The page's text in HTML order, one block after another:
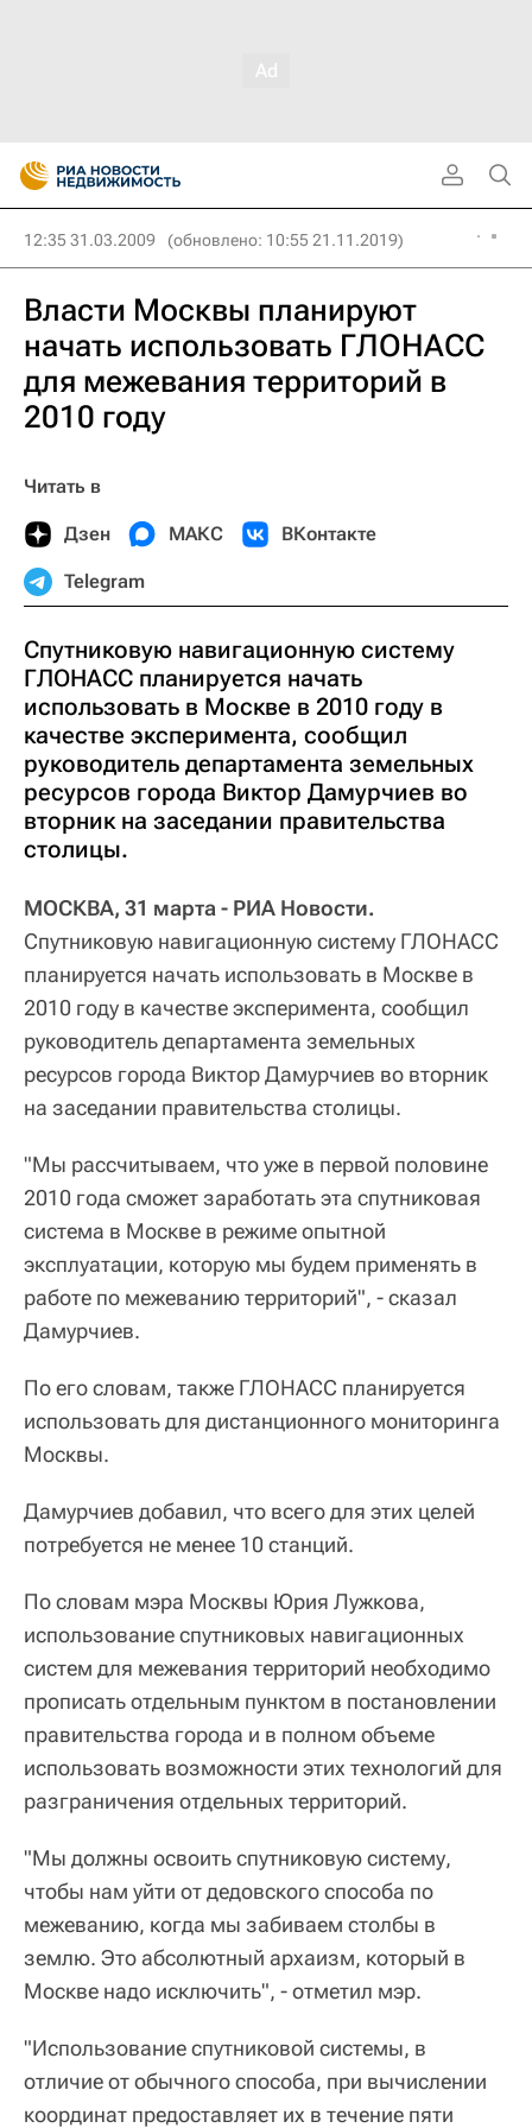
12:35 31.03.2009 (обновлено: 10:55 21.11.2019)
Власти Москвы планируют
начать использовать ГЛОНАСС
для межевания территорий в
2010 году
Читать в
Дзен МАКС ВКонтакте
Telegram
Спутниковую навигационную систему
ГЛОНАСС планируется начать
использовать в Москве в 2010 году в
качестве эксперимента, сообщил
руководитель департамента земельных
ресурсов города Виктор Дамурчиев во
вторник на заседании правительства
столицы.
МОСКВА, 31 марта - РИА Новости.
Спутниковую навигационную систему ГЛОНАСС
планируется начать использовать в Москве в
2010 году в качестве эксперимента, сообщил
руководитель департамента земельных
ресурсов города Виктор Дамурчиев во вторник
на заседании правительства столицы.
"Мы рассчитываем, что уже в первой половине
2010 года сможет заработать эта спутниковая
система в Москве в режиме опытной
эксплуатации, которую мы будем применять в
работе по межеванию территорий", - сказал
Дамурчиев.
По его словам, также ГЛОНАСС планируется
использовать для дистанционного мониторинга
Москвы.
Дамурчиев добавил, что всего для этих целей
потребуется не менее 10 станций.
По словам мэра Москвы Юрия Лужкова,
использование спутниковых навигационных
систем для межевания территорий необходимо
прописать отдельным пунктом в постановлении
правительства города и в полном объеме
использовать возможности этих технологий для
разграничения отдельных территорий.
"Мы должны освоить спутниковую систему,
чтобы нам уйти от дедовского способа по
межеванию, когда мы забиваем столбы в
землю. Это абсолютный архаизм, который в
Москве надо исключить", - отметил мэр.
"Использование спутниковой системы, в
отличие от обычного способа, при вычислении
координат предоставляет их в течение пяти